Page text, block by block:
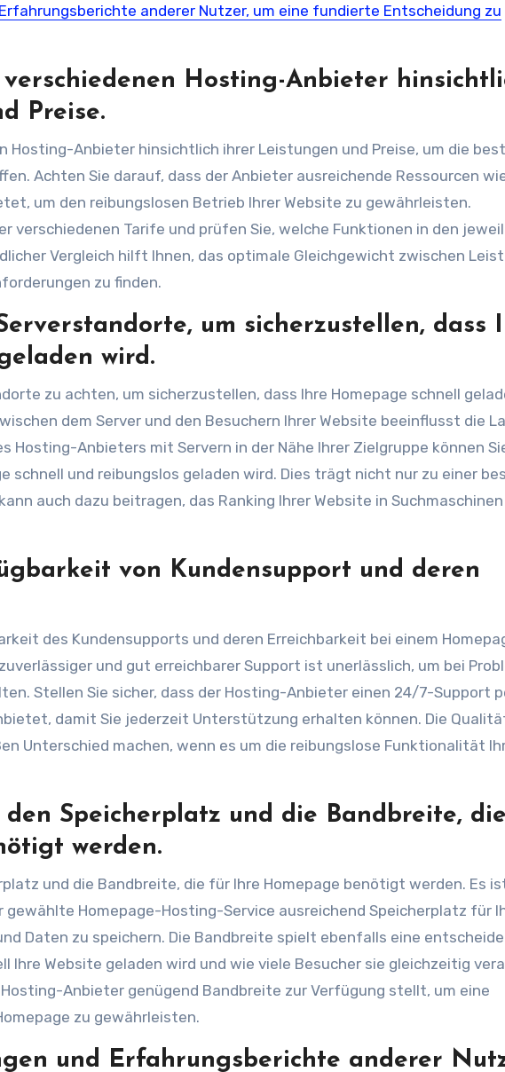
anderer Nutzer, um eine fundierte Entscheidung zu
Hosting-Anbieter
Preise.
Hosting-Anbieter hinsichtlich ihrer Leistungen und Preise, um die
Achten Sie darauf, dass der Anbieter ausreichende Ressourcen
um den reibungslosen Betrieb Ihrer Website zu gewährleisten.
verschiedenen Tarife und prüfen Sie, welche Funktionen in den
Vergleich hilft Ihnen, das optimale Gleichgewicht zwischen
zu finden.
um sicherzustellen, dass
wird.
zu achten, um sicherzustellen, dass Ihre Homepage schnell
dem Server und den Besuchern Ihrer Website beeinflusst die
Hosting-Anbieters mit Servern in der Nähe Ihrer Zielgruppe können
schnell und reibungslos geladen wird. Dies trägt nicht nur zu einer
auch dazu beitragen, das Ranking Ihrer Website in Suchmaschinen
von Kundensupport und deren
des Kundensupports und deren Erreichbarkeit bei einem
und gut erreichbarer Support ist unerlässlich, um bei
Stellen Sie sicher, dass der Hosting-Anbieter einen 24/7-Support
damit Sie jederzeit Unterstützung erhalten können. Die
Unterschied machen, wenn es um die reibungslose Funktionalität
den Speicherplatz und die Bandbreite,
werden.
und die Bandbreite, die für Ihre Homepage benötigt werden. Es
Homepage-Hosting-Service ausreichend Speicherplatz für
Daten zu speichern. Die Bandbreite spielt ebenfalls eine
Ihre Website geladen wird und wie viele Besucher sie gleichzeitig
Hosting-Anbieter genügend Bandbreite zur Verfügung stellt, um eine
zu gewährleisten.
und Erfahrungsberichte anderer